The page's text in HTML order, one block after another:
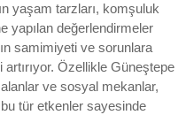
yaşam tarzları, komşuluk
yapılan değerlendirmeler
samimiyeti ve sorunlara
Özellikle Güneştepe
ve sosyal mekanlar,
tür etkenler sayesinde